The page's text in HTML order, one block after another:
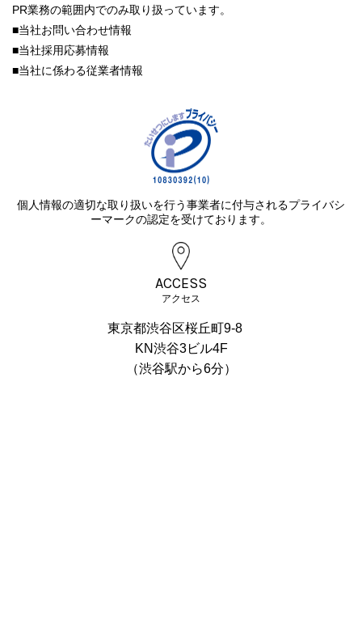
PR業務の範囲内でのみ取り扱っています。
■当社お問い合わせ情報
■当社採用応募情報
■当社に係わる従業者情報
個人情報の適切な取り扱いを行う事業者に付与されるプライバシ
ーマークの認定を受けております。
ACCESS
アクセス
東京都渋谷区桜丘町9-8
KN渋谷3ビル4F
（渋谷駅から6分）